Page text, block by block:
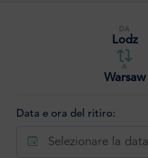
DA
Lodz
A
Warsaw
Data e ora del ritiro:
Selezionare la data